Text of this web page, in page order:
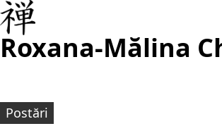
Roxana-Mălina
Postări